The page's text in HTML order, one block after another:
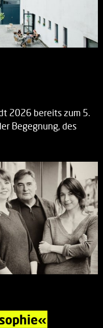
2026 bereits zum 5.
Begegnung, des